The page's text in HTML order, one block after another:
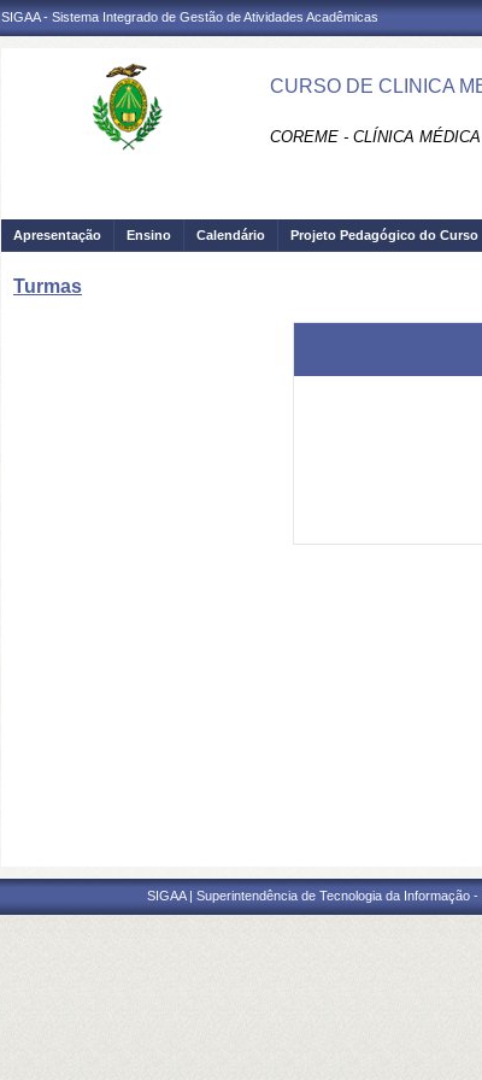
SIGAA - Sistema Integrado de Gestão de Atividades Acadêmicas
CURSO DE CLINICA
COREME - CLÍNICA
Apresentação Ensino Calendário Projeto Pedagógico do Curso
Turmas
SIGAA | Superintendência de Tecnologia da